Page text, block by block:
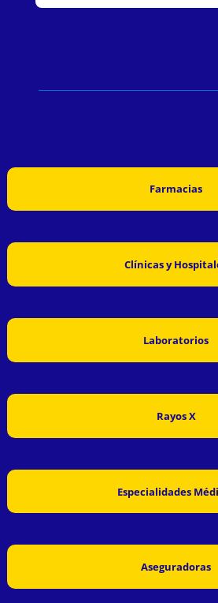
Farmacias
Clínicas y
Laboratorios
Rayos X
Especialidades
Aseguradoras